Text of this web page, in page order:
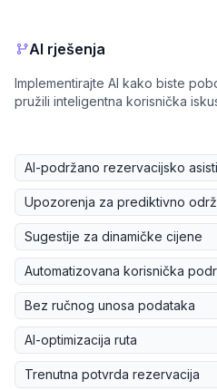
AI rješenja
Implementirajte AI kako biste
pružili inteligentna korisnička
AI-podržano rezervacijsko
Upozorenja za prediktivno
Sugestije za dinamičke cijene
Automatizovana korisnička
Bez ručnog unosa podataka
AI-optimizacija ruta
Trenutna potvrda rezervacija